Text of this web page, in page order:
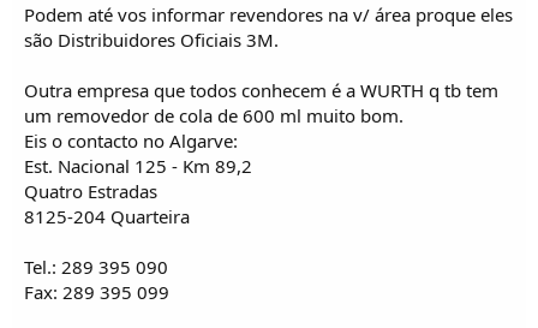
Podem até vos informar revendores na v/ área proque eles
são Distribuidores Oficiais 3M.
Outra empresa que todos conhecem é a WURTH q tb tem
um removedor de cola de 600 ml muito bom.
Eis o contacto no Algarve:
Est. Nacional 125 - Km 89,2
Quatro Estradas
8125-204 Quarteira
Tel.: 289 395 090
Fax: 289 395 099